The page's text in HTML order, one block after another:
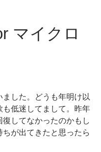
マイクロ
した。どうも年明け以
低迷してまして。昨年
してなかったのかもし
が出てきたと思ったら